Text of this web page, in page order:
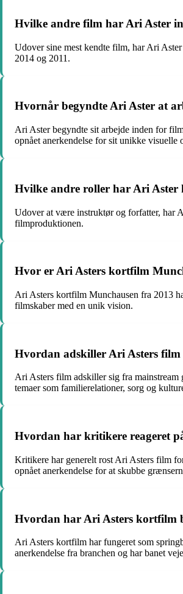
Hvilke andre film har Ari Aster
Udover sine mest kendte film, har Ari
2014 og 2011.
Hvornår begyndte Ari Aster at
Ari Aster begyndte sit arbejde inden for
opnået anerkendelse for sit unikke visuelle
Hvilke andre roller har Ari
Udover at være instruktør og forfatter, har
filmproduktionen.
Hvor er Ari Asters kortfilm
Ari Asters kortfilm Munchausen fra 2013
filmskaber med en unik vision.
Hvordan adskiller Ari Asters
Ari Asters film adskiller sig fra mainstream
temaer som familierelationer, sorg og
Hvordan har kritikere reageret
Kritikere har generelt rost Ari Asters film
opnået anerkendelse for at skubbe
Hvordan har Ari Asters kortfilm
Ari Asters kortfilm har fungeret som
anerkendelse fra branchen og har banet